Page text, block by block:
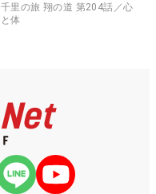
千里の旅 翔の道 第204話／心
と体